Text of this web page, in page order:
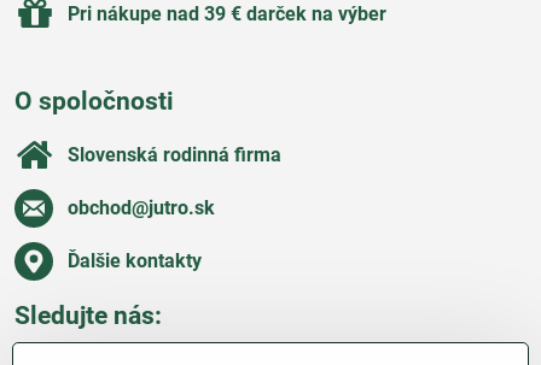
Pri nákupe nad 39 € darček na výber
O spoločnosti
Slovenská rodinná firma
obchod​@jutro​.sk
Ďalšie kontakty
Sledujte nás: